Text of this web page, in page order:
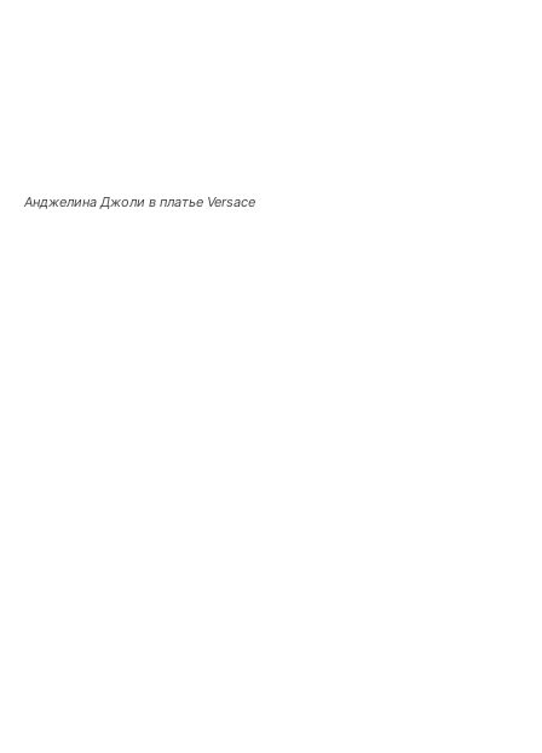
Анджелина Джоли в платье Versace